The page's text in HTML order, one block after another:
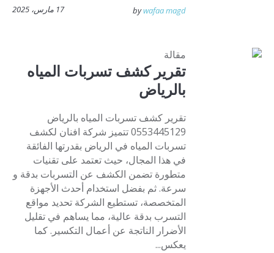
17 مارس، 2025 bywafaa magd
مقالة
تقرير كشف تسربات المياه
بالرياض
تقرير كشف تسربات المياه بالرياض
0553445129 تتميز شركة افنان لكشف
تسربات المياه في الرياض بقدرتها الفائقة
في هذا المجال، حيث تعتمد على تقنيات
متطورة تضمن الكشف عن التسربات بدقة و
سرعة. ثم بفضل استخدام أحدث الأجهزة
المتخصصة، تستطيع الشركة تحديد مواقع
التسرب بدقة عالية، مما يساهم في تقليل
الأضرار الناتجة عن أعمال التكسير. كما
يعكس...